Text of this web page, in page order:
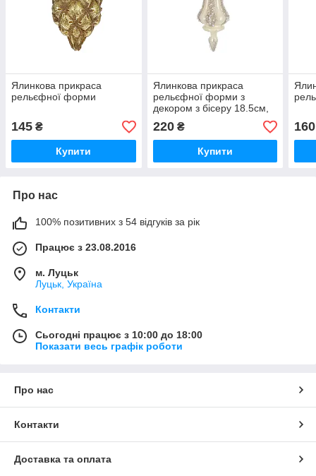
Ялинкова прикраса
рельєфної форми
145 ₴
Купити
Ялинкова прикраса
рельєфної форми з
декором з бісеру 18.5см,
колір - перламутр
кремовий
220₴
Купити
160
Про нас
100% позитивних з 54 відгуків за рік
Працює з 23.08.2016
м. Луцьк
Луцьк, Україна
Контакти
Сьогодні працює з 10:00 до 18:00
Показати весь графік роботи
Про нас
Контакти
Доставка та оплата